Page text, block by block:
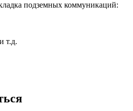
подземных коммуникаций:
т.д.